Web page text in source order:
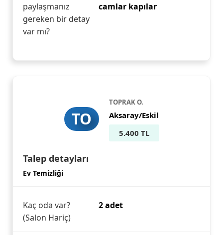
paylaşmanız
gereken bir detay
var mı?
camlar kapılar
TO
TOPRAK O.
Aksaray/Eskil
5.400 TL
Talep detayları
Ev Temizliği
Kaç oda var?
(Salon Hariç)
2 adet